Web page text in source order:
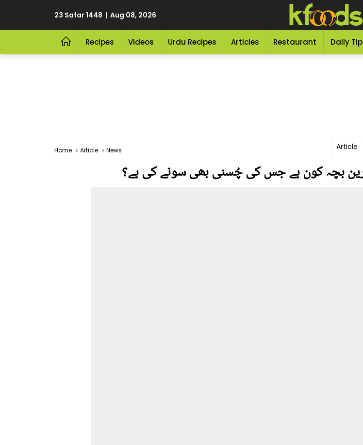
23 Safar 1448 | Aug 08, 2026
Recipes Videos Urdu Recipes Articles Restaurant Daily
Home Article News
ترین بچہ کون ہے جس کی چُسنی بھی سونے کی ہے؟